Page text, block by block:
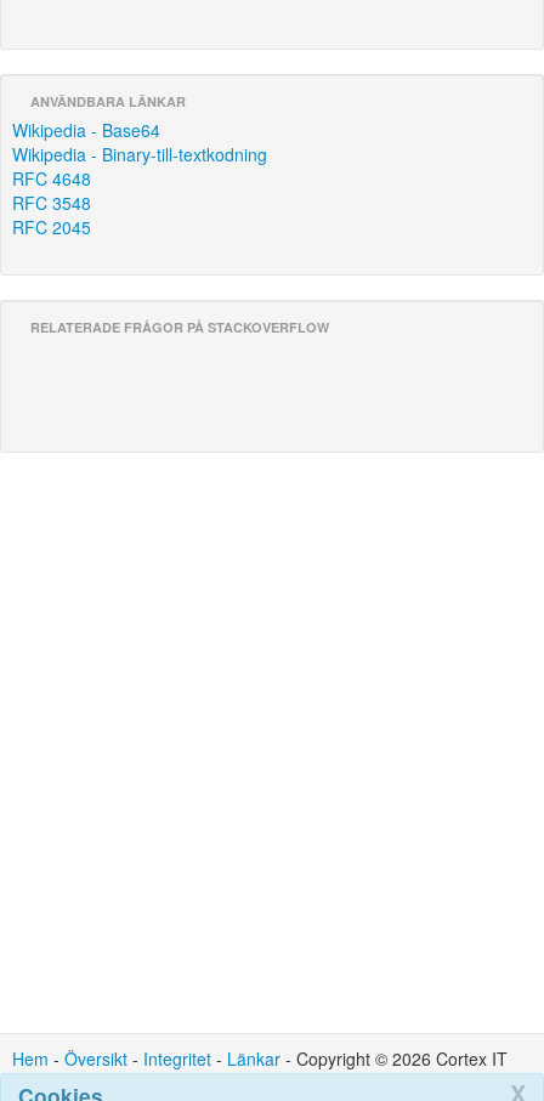
ANVÄNDBARA LÄNKAR
Wikipedia - Base64
Wikipedia - Binary-till-textkodning
RFC 4648
RFC 3548
RFC 2045
RELATERADE FRÅGOR PÅ STACKOVERFLOW
Hem - Översikt - Integritet - Länkar - Copyright © 2026 Cortex IT
Ltd : Kontakt : admin @ cortexit.co.uk
X